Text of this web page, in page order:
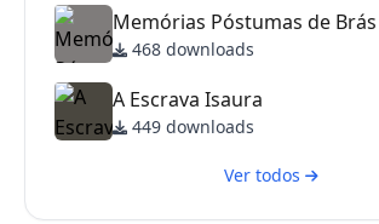
Memórias Póstumas de Brás
468 downloads
A Escrava Isaura
449 downloads
Ver todos